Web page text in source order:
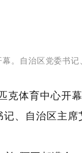
。自治区党委书
克体育中心开
、自治区主